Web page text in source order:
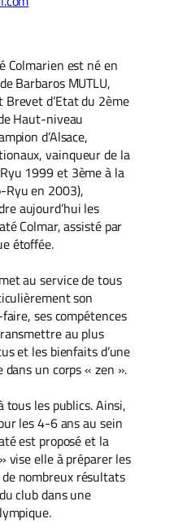
Colmarien est né en
Barbaros MUTLU,
Brevet d’Etat du 2ème
Haut-niveau
d’Alsace,
vainqueur de la
1999 et 3ème à la
Ryu en 2003),
aujourd’hui les
Colmar, assisté par
étoffée.
au service de tous
son
ses compétences
au plus
et les bienfaits d’une
un corps « zen ».
tous les publics. Ainsi,
les 4-6 ans au sein
est proposé et la
vise elle à préparer les
nombreux résultats
club dans une